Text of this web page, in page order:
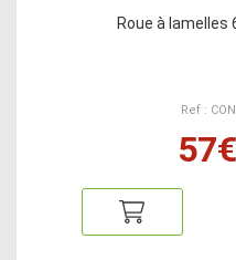
Roue à lamelles
Ref :
57€